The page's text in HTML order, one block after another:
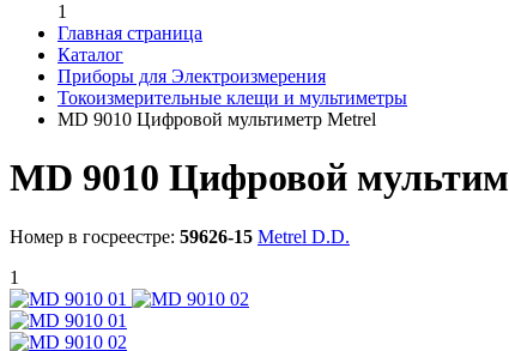
1
Главная страница
Каталог
Приборы для Электроизмерения
Токоизмерительные клещи и мультиметры
MD 9010 Цифровой мультиметр Metrel
MD 9010 Цифровой
Номер в госреестре: 59626-15 Metrel D.D.
1